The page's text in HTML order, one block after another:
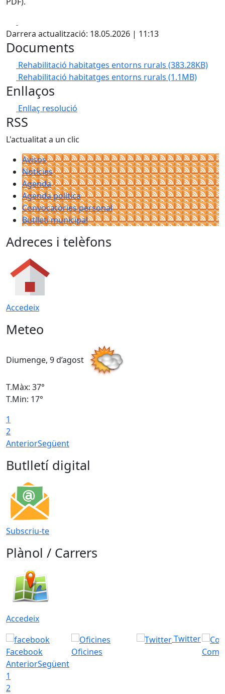
Darrera actualització: 18.05.2026 | 11:13
Documents
Rehabilitació habitatges entorns rurals (383.28KB)
Rehabilitació habitatges entorns rurals (1.1MB)
Enllaços
Enllaç resolució
RSS
L'actualitat a un clic
Avisos
Notícies
Agenda
Agenda política
Convocatòries personal
Butlletí municipal
Adreces i telèfons
Accedeix
Meteo
Diumenge, 9 d’agost
T.Màx: 37°
T.Min: 17°
1
2
AnteriorSegüent
Butlletí digital
Subscriu-te
Plànol / Carrers
Accedeix
Facebook Oficines
Twitter
Com
AnteriorSegüent
1
2